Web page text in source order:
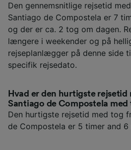
Den gennemsnitlige rejsetid
Santiago de Compostela er 7
og der er ca. 2 tog om dagen.
længere i weekender og på
rejseplanlægger på denne side
specifik rejsedato.
Hvad er den hurtigste rejsetid
Santiago de Compostela med
Den hurtigste rejsetid med tog
de Compostela er 5 timer and 6